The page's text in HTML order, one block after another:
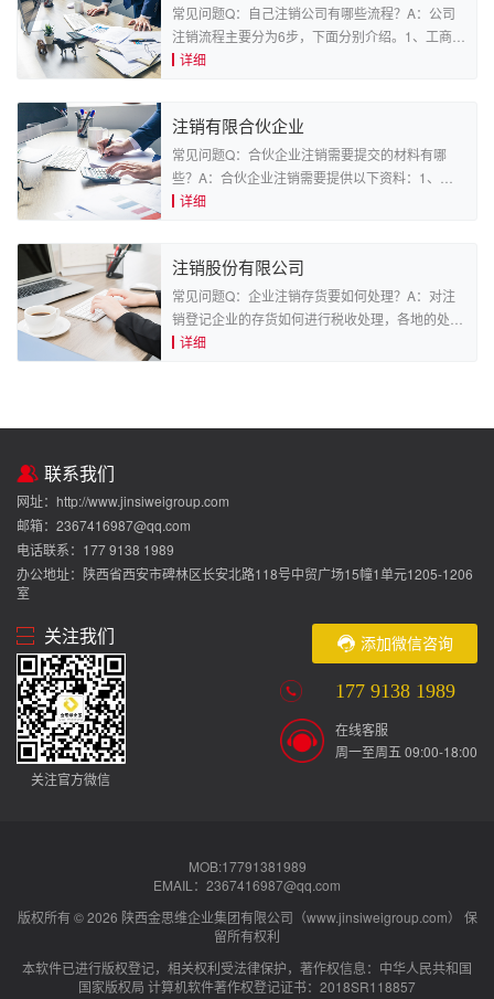
决定并签署。材料应当...
常见问题Q：自己注销公司有哪些流程？A：公司
注销流程主要分为6步，下面分别介绍。1、工商注
销备案需要有公司营业执照正副本原件及副本复印
股东会决议复印件、法定代表人身份证复印件、公
告内容。3、...
详细
注销有限合伙企业
常见问题Q：合伙企业注销需要提交的材料有哪
些？A：合伙企业注销需要提供以下资料：1、清
算人签署的《合伙企业注销登记申请书》。2、人
营业执照或者被撤消的文件。3、工商行政管理总
局规定提交的其他文...
详细
注销股份有限公司
常见问题Q：企业注销存货要如何处理？A：对注
销登记企业的存货如何进行税收处理，各地的处置
办法不尽相同，目前主要有三种观点：一是作进项
销，其民事主体资格...
详细
联系我们
网址：http://www.jinsiweigroup.com
邮箱：2367416987@qq.com
电话联系：177 9138 1989
办公地址：陕西省西安市碑林区长安北路118号中贸广场15幢1单元1205-1206
室
关注我们
关注官方微信
添加微信咨询
177 9138 1989
在线客服
周一至周五 09:00-18:00
MOB:17791381989
EMAIL：2367416987@qq.com
版权所有 © 2026 陕西金思维企业集团有限公司（www.jinsiweigroup.com） 保
留所有权利
本软件已进行版权登记，相关权利受法律保护，著作权信息：中华人民共和国
国家版权局 计算机软件著作权登记证书：2018SR118857